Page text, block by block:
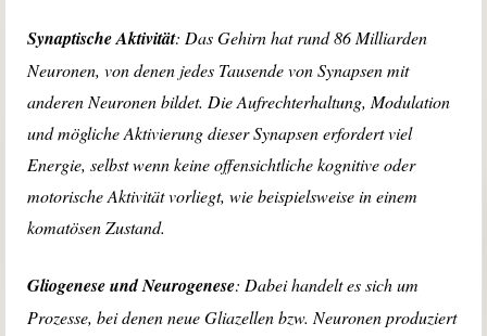
Synaptische Aktivität: Das Gehirn hat rund 86 Milliarden
Neuronen, von denen jedes Tausende von Synapsen mit
anderen Neuronen bildet. Die Aufrechterhaltung, Modulation
und mögliche Aktivierung dieser Synapsen erfordert viel
Energie, selbst wenn keine offensichtliche kognitive oder
motorische Aktivität vorliegt, wie beispielsweise in einem
komatösen Zustand.
Gliogenese und Neurogenese: Dabei handelt es sich um
Prozesse, bei denen neue Gliazellen bzw. Neuronen produziert